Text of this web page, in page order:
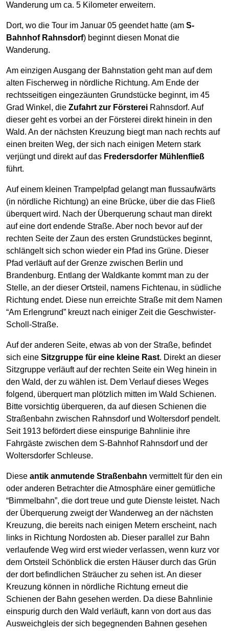
Wanderung um ca. 5 Kilometer erweitern.
Dort, wo die Tour im Januar 05 geendet hatte (am S-
Bahnhof Rahnsdorf) beginnt diesen Monat die
Wanderung.
Am einzigen Ausgang der Bahnstation geht man auf dem
alten Fischerweg in nördliche Richtung. Am Ende der
rechtsseitigen eingezäunten Grundstücke beginnt, im 45
Grad Winkel, die Zufahrt zur Försterei Rahnsdorf. Auf
dieser geht es vorbei an der Försterei direkt hinein in den
Wald. An der nächsten Kreuzung biegt man nach rechts auf
einen breiten Weg, der sich nach einigen Metern stark
verjüngt und direkt auf das Fredersdorfer Mühlenfließ
führt.
Auf einem kleinen Trampelpfad gelangt man flussaufwärts
(in nördliche Richtung) an eine Brücke, über die das Fließ
überquert wird. Nach der Überquerung schaut man direkt
auf eine dort endende Straße. Aber noch bevor auf der
rechten Seite der Zaun des ersten Grundstückes beginnt,
schlängelt sich schon wieder ein Pfad ins Grüne. Dieser
Pfad verläuft auf der Grenze zwischen Berlin und
Brandenburg. Entlang der Waldkante kommt man zu der
Stelle, an der dieser Ortsteil, namens Fichtenau, in südliche
Richtung endet. Diese nun erreichte Straße mit dem Namen
“Am Erlengrund” kreuzt nach einiger Zeit die Geschwister-
Scholl-Straße.
Auf der anderen Seite, etwas ab von der Straße, befindet
sich eine Sitzgruppe für eine kleine Rast. Direkt an dieser
Sitzgruppe verläuft auf der rechten Seite ein Weg hinein in
den Wald, der zu wählen ist. Dem Verlauf dieses Weges
folgend, überquert man plötzlich mitten im Wald Schienen.
Bitte vorsichtig überqueren, da auf diesen Schienen die
Straßenbahn zwischen Rahnsdorf und Woltersdorf pendelt.
Seit 1913 befördert diese einspurige Bahnlinie ihre
Fahrgäste zwischen dem S-Bahnhof Rahnsdorf und der
Woltersdorfer Schleuse.
Diese antik anmutende Straßenbahn vermittelt für den ein
oder anderen Betrachter die Atmosphäre einer gemütliche
“Bimmelbahn”, die dort treue und gute Dienste leistet. Nach
der Überquerung zweigt der Wanderweg an der nächsten
Kreuzung, die bereits nach einigen Metern erscheint, nach
links in Richtung Nordosten ab. Dieser parallel zur Bahn
verlaufende Weg wird erst wieder verlassen, wenn kurz vor
dem Ortsteil Schönblick die ersten Häuser durch das Grün
der dort befindlichen Sträucher zu sehen ist. An dieser
Kreuzung können in nördliche Richtung erneut die
Schienen der Bahn gesehen werden. Da diese Bahnlinie
einspurig durch den Wald verläuft, kann von dort aus das
Ausweichgleis der sich begegnenden Bahnen gesehen